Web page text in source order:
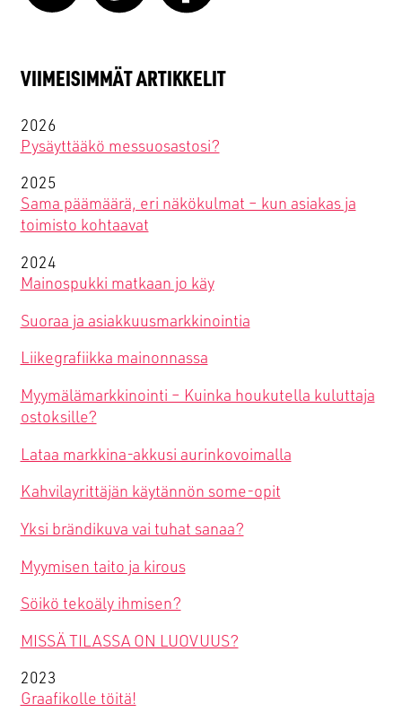
VIIMEISIMMÄT ARTIKKELIT
2026
Pysäyttääkö messuosastosi?
2025
Sama päämäärä, eri näkökulmat – kun asiakas ja
toimisto kohtaavat
2024
Mainospukki matkaan jo käy
Suoraa ja asiakkuusmarkkinointia
Liikegrafiikka mainonnassa
Myymälämarkkinointi – Kuinka houkutella kuluttaja
ostoksille?
Lataa markkina-akkusi aurinkovoimalla
Kahvilayrittäjän käytännön some-opit
Yksi brändikuva vai tuhat sanaa?
Myymisen taito ja kirous
Söikö tekoäly ihmisen?
MISSÄ TILASSA ON LUOVUUS?
2023
Graafikolle töitä!